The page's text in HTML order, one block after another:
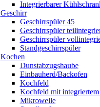
Integrierbarer
Geschirr
Geschirrspüler 45
Geschirrspüler
Geschirrspüler
Standgeschirrspüler
Kochen
Dunstabzugshaube
Einbauherd/Backofen
Kochfeld
Kochfeld mit
Mikrowelle